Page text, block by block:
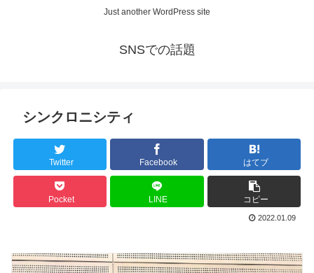
Just another WordPress site
SNSでの話題
シンクロニシティ
Twitter Facebook はてブ
Pocket LINE コピー
2022.01.09